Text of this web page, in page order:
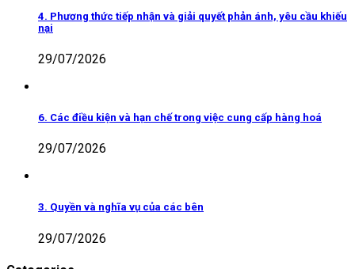
4. Phương thức tiếp nhận và giải quyết phản ánh, yêu cầu khiếu
nại
29/07/2026
6. Các điều kiện và hạn chế trong việc cung cấp hàng hoá
29/07/2026
3. Quyền và nghĩa vụ của các bên
29/07/2026